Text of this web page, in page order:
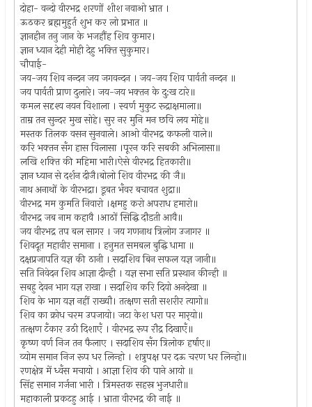
दोहा- वन्‍दो वीरभद्र शरणों शीश नवाओ भ्रात ।
ऊठकर ब्रह्ममुहुर्त शुभ कर लो प्रभात ॥
ज्ञानहीन तनु जान के भजहौंह शिव कुमार।
ज्ञान ध्‍यान देही मोही देहु भक्‍ति सुकुमार।
चौपाई-
जय-जय शिव नन्‍दन जय जगवन्‍दन । जय-जय शिव पार्वती नन्‍दन ॥
जय पार्वती प्राण दुलारे। जय-जय भक्‍तन के दु:ख टारे॥
कमल सदृश्‍य नयन विशाला । स्वर्ण मुकुट रूद्राक्षमाला॥
ताम्र तन सुन्‍दर मुख सोहे। सुर नर मुनि मन छवि लय मोहे॥
मस्‍तक तिलक वसन सुनवाले। आओ वीरभद्र कफली वाले॥
करि भक्‍तन सँग हास विलासा ।पूरन करि सबकी अभिलासा॥
लखि शक्‍ति की महिमा भारी।ऐसे वीरभद्र हितकारी॥
ज्ञान ध्‍यान से दर्शन दीजै।बोलो शिव वीरभद्र की जै॥
नाथ अनाथों के वीरभद्रा। डूबत भँवर बचावत शुद्रा॥
वीरभद्र मम कुमति निवारो ।क्षमहु करो अपराध हमारो॥
वीरभद्र जब नाम कहावै ।आठों सिद्घि दौडती आवै॥
जय वीरभद्र तप बल सागर । जय गणनाथ त्रिलोग उजागर ॥
शिवदूत महावीर समाना । हनुमत समबल बुद्घि धामा ॥
दक्षप्रजापति यज्ञ की ठानी । सदाशिव बिन सफल यज्ञ जानी॥
सति निवेदन शिव आज्ञा दीन्‍ही । यज्ञ सभा सति प्रस्‍थान कीन्‍ही ॥
सबहु देवन भाग यज्ञ राखा । सदाशिव करि दियो अनदेखा ॥
शिव के भाग यज्ञ नहीं राख्‍यौ। तत्‍क्षण सती सशरीर त्‍यागो॥
शिव का क्रोध चरम उपजायो। जटा केश धरा पर मार्‌यो॥
तत्‍क्षण टँकार उठी दिशाएँ । वीरभद्र रूप रौद्र दिखाएँ॥
कृष्‍ण वर्ण निज तन फैलाए । सदाशिव सँग त्रिलोक हर्षाए॥
व्‍योम समान निज रूप धर लिन्‍हो । शत्रुपक्ष पर दऊ चरण धर लिन्‍हो॥
रणक्षेत्र में ध्‍वँस मचायो । आज्ञा शिव की पाने आयो ॥
सिंह समान गर्जना भारी । त्रिमस्‍तक सहस्र भुजधारी॥
महाकाली प्रकटहु आई । भ्राता वीरभद्र की नाई ॥